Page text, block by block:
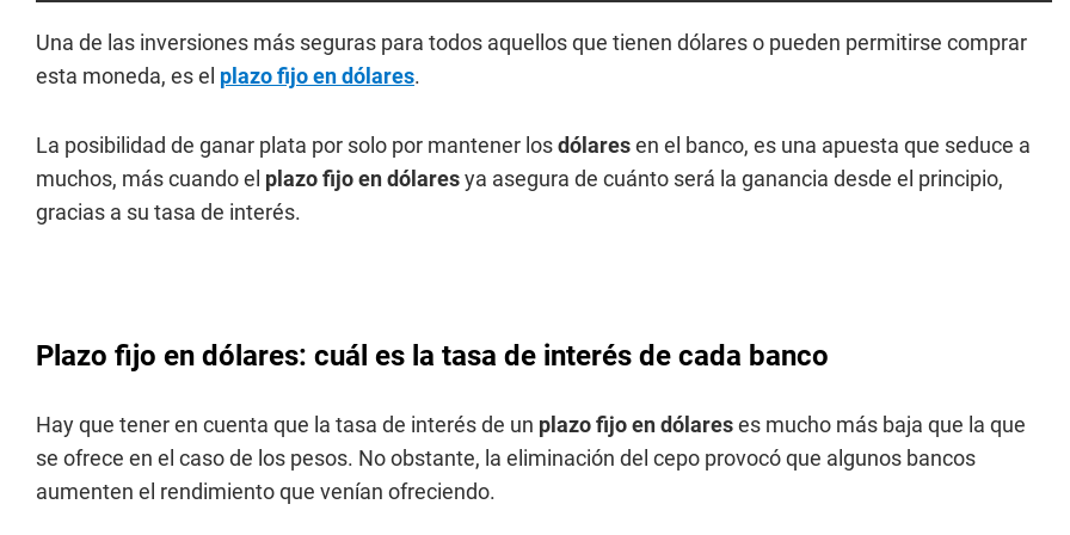
Una de las inversiones más seguras para todos aquellos que tienen dólares o pueden permitirse comprar
esta moneda, es el plazo fijo en dólares.
La posibilidad de ganar plata por solo por mantener losdólaresen el banco, es una apuesta que seduce a
muchos, más cuando el plazo fijo en dólaresya asegura de cuánto será la ganancia desde el principio,
gracias a su tasa de interés.
Plazo fijo en dólares: cuál es la tasa de interés de cada banco
Hay que tener en cuenta que la tasa de interés de un plazo fijo en dólareses mucho más baja que la que
se ofrece en el caso de los pesos. No obstante, la eliminación del cepo provocó que algunos bancos
aumenten el rendimiento que venían ofreciendo.